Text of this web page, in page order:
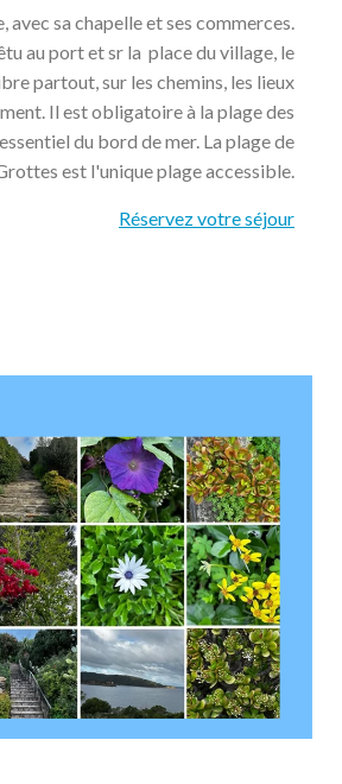
avec sa chapelle et ses commerces.
au port et sr la place du village, le
partout, sur les chemins, les lieux
Il est obligatoire à la plage des
du bord de mer. La plage de
est l'unique plage accessible.
Réservez votre séjour